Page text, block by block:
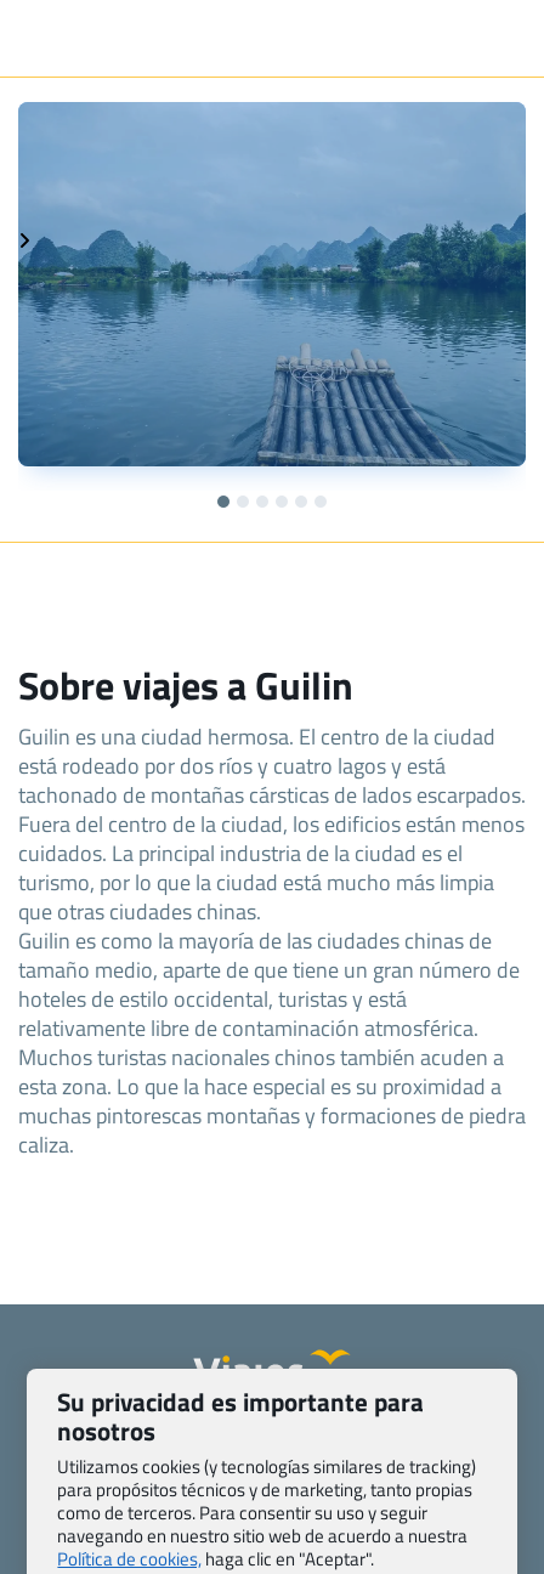
Sobre viajes a Guilin
Guilin es una ciudad hermosa. El centro de la ciudad
está rodeado por dos ríos y cuatro lagos y está
tachonado de montañas cársticas de lados escarpados.
Fuera del centro de la ciudad, los edificios están menos
cuidados. La principal industria de la ciudad es el
turismo, por lo que la ciudad está mucho más limpia
que otras ciudades chinas.
Guilin es como la mayoría de las ciudades chinas de
tamaño medio, aparte de que tiene un gran número de
hoteles de estilo occidental, turistas y está
relativamente libre de contaminación atmosférica.
Muchos turistas nacionales chinos también acuden a
esta zona. Lo que la hace especial es su proximidad a
muchas pintorescas montañas y formaciones de piedra
caliza.
Pasaporte, Visado, Salud y otras disposiciones específicas
Blog de Viajes.com
Registro de agencias
Preguntas frecuentes
Condiciones generales
Política de privacidad y cookies
Transparencia
Su privacidad es importante para
nosotros
Utilizamos cookies (y tecnologías similares de tracking)
para propósitos técnicos y de marketing, tanto propias
como de terceros. Para consentir su uso y seguir
navegando en nuestro sitio web de acuerdo a nuestra
Política de cookies,haga clic en "Aceptar".